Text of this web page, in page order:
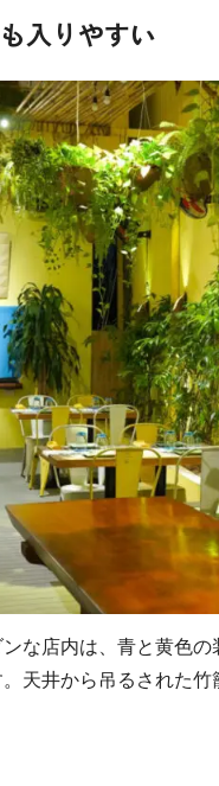
入りやすい
な店内は、青と黄色
天井から吊るされた